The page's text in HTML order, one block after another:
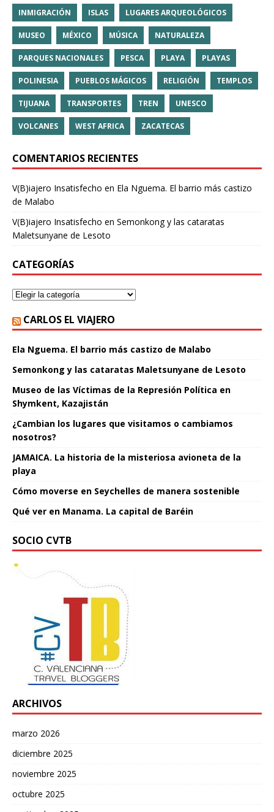
INMIGRACIÓN ISLAS LUGARES ARQUEOLÓGICOS
MUSEO MÉXICO MÚSICA NATURALEZA
PARQUES NACIONALES PESCA PLAYA PLAYAS
POLINESIA PUEBLOS MÁGICOS RELIGIÓN TEMPLOS
TIJUANA TRANSPORTES TREN UNESCO
VOLCANES WEST AFRICA ZACATECAS
COMENTARIOS RECIENTES
V(B)iajero Insatisfecho en Ela Nguema. El barrio más castizo
de Malabo
V(B)iajero Insatisfecho en Semonkong y las cataratas
Maletsunyane de Lesoto
CATEGORÍAS
CARLOS EL VIAJERO
Ela Nguema. El barrio más castizo de Malabo
Semonkong y las cataratas Maletsunyane de Lesoto
Museo de las Víctimas de la Represión Política en
Shymkent, Kazajistán
¿Cambian los lugares que visitamos o cambiamos
nosotros?
JAMAICA. La historia de la misteriosa avioneta de la
playa
Cómo moverse en Seychelles de manera sostenible
Qué ver en Manama. La capital de Baréin
SOCIO CVTB
ARCHIVOS
marzo 2026
diciembre 2025
noviembre 2025
octubre 2025